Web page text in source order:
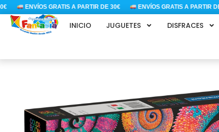
Ir
contenido
ENVÍOS GRATIS A PARTIR DE 30€ ENVÍOS GRATIS A PARTIR DE 30€
INICIO JUGUETES DISFRACES